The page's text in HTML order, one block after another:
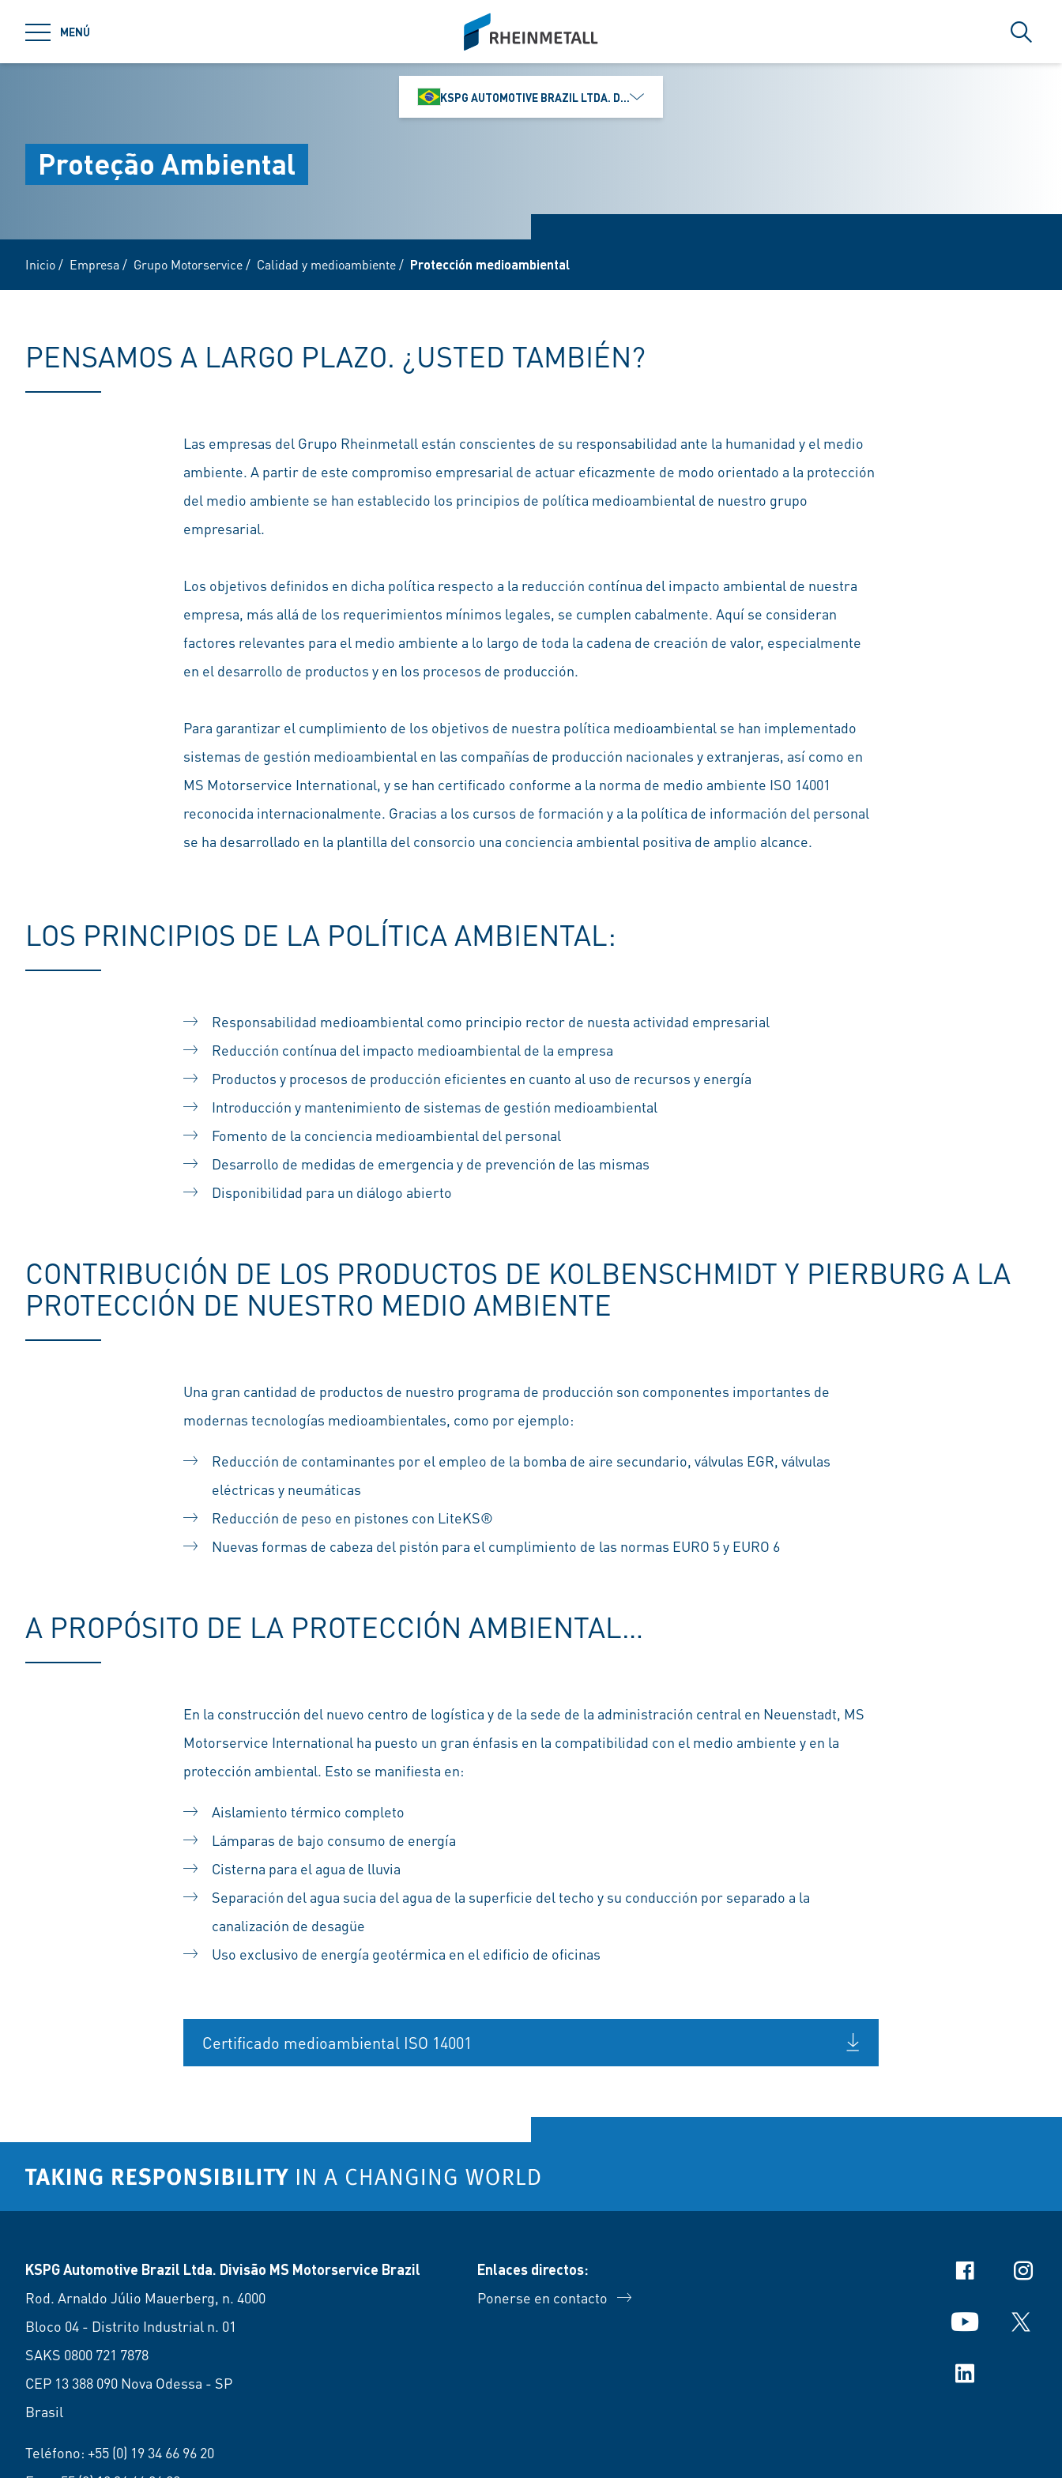
MENÚ
siteLogo
KSPG AUTOMOTIVE BRAZIL LTDA. DIVISÃO MS MOTORSERVICE BRAZIL
Proteção Ambiental
Inicio/ Empresa / Grupo Motorservice/ Calidad y medioambiente/ Protección medioambiental
PENSAMOS A LARGO PLAZO. ¿USTED TAMBIÉN?
Las empresas del Grupo Rheinmetall están conscientes de su responsabilidad ante la humanidad y el medio
ambiente. A partir de este compromiso empresarial de actuar eficazmente de modo orientado a la protección
del medio ambiente se han establecido los principios de política medioambiental de nuestro grupo
empresarial.
Los objetivos definidos en dicha política respecto a la reducción contínua del impacto ambiental de nuestra
empresa, más allá de los requerimientos mínimos legales, se cumplen cabalmente. Aquí se consideran
factores relevantes para el medio ambiente a lo largo de toda la cadena de creación de valor, especialmente
en el desarrollo de productos y en los procesos de producción.
Para garantizar el cumplimiento de los objetivos de nuestra política medioambiental se han implementado
sistemas de gestión medioambiental en las compañías de producción nacionales y extranjeras, así como en
MS Motorservice International, y se han certificado conforme a la norma de medio ambiente ISO 14001
reconocida internacionalmente. Gracias a los cursos de formación y a la política de información del personal
se ha desarrollado en la plantilla del consorcio una conciencia ambiental positiva de amplio alcance.
LOS PRINCIPIOS DE LA POLÍTICA AMBIENTAL:
Responsabilidad medioambiental como principio rector de nuesta actividad empresarial
Reducción contínua del impacto medioambiental de la empresa
Productos y procesos de producción eficientes en cuanto al uso de recursos y energía
Introducción y mantenimiento de sistemas de gestión medioambiental
Fomento de la conciencia medioambiental del personal
Desarrollo de medidas de emergencia y de prevención de las mismas
Disponibilidad para un diálogo abierto
CONTRIBUCIÓN DE LOS PRODUCTOS DE KOLBENSCHMIDT Y PIERBURG A LA
PROTECCIÓN DE NUESTRO MEDIO AMBIENTE
Una gran cantidad de productos de nuestro programa de producción son componentes importantes de
modernas tecnologías medioambientales, como por ejemplo:
Reducción de contaminantes por el empleo de la bomba de aire secundario, válvulas EGR, válvulas
eléctricas y neumáticas
Reducción de peso en pistones con LiteKS®
Nuevas formas de cabeza del pistón para el cumplimiento de las normas EURO 5 y EURO 6
A PROPÓSITO DE LA PROTECCIÓN AMBIENTAL…
En la construcción del nuevo centro de logística y de la sede de la administración central en Neuenstadt, MS
Motorservice International ha puesto un gran énfasis en la compatibilidad con el medio ambiente y en la
protección ambiental. Esto se manifiesta en:
Aislamiento térmico completo
Lámparas de bajo consumo de energía
Cisterna para el agua de lluvia
Separación del agua sucia del agua de la superficie del techo y su conducción por separado a la
canalización de desagüe
Uso exclusivo de energía geotérmica en el edificio de oficinas
Certificado medioambiental ISO 14001
KSPG Automotive Brazil Ltda. Divisão MS Motorservice Brazil
Rod. Arnaldo Júlio Mauerberg, n. 4000
Bloco 04 - Distrito Industrial n. 01
SAKS 0800 721 7878
CEP 13 388 090 Nova Odessa - SP
Brasil
Teléfono: +55 (0) 19 34 66 96 20
Enlaces directos:
Ponerse en contacto
Facebook
YouTube X
Linkedin